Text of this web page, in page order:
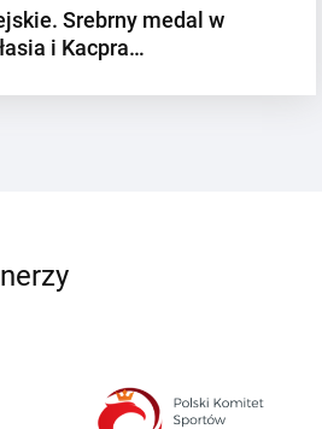
Srebrny medal w
i Kacpra…